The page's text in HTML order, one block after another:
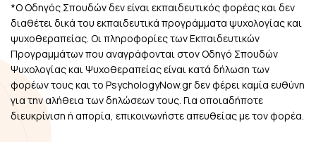
*Ο Οδηγός Σπουδών δεν είναι εκπαιδευτικός φορέας και δεν
διαθέτει δικά του εκπαιδευτικά προγράμματα ψυχολογίας και
ψυχοθεραπείας. Οι πληροφορίες των Εκπαιδευτικών
Προγραμμάτων που αναγράφονται στον Οδηγό Σπουδών
Ψυχολογίας και Ψυχοθεραπείας είναι κατά δήλωση των
φορέων τους και το PsychologyNow.gr δεν φέρει καμία ευθύνη
για την αλήθεια των δηλώσεων τους. Για οποιαδήποτε
διευκρίνιση ή απορία, επικοινωνήστε απευθείας με τον φορέα.